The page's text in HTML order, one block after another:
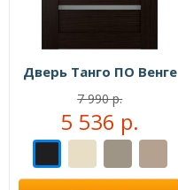
Дверь Танго ПО Венге
7 990 р.
5 536 р.